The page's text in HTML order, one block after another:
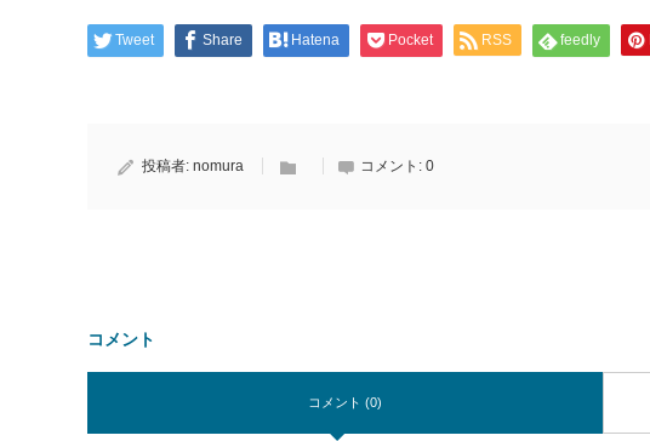
Tweet Share Hatena Pocket RSS feedly
投稿者: nomura コメント: 0
コメント
コメント (0)